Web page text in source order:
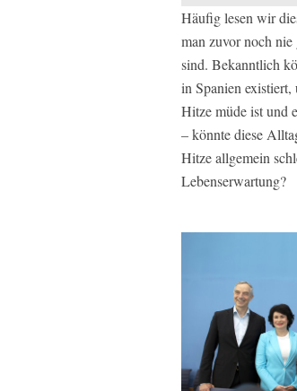
Häufig lesen wir
man zuvor noch
sind. Bekanntlich
in Spanien existiert,
Hitze müde ist und
– könnte diese
Hitze allgemein
Lebenserwartung?